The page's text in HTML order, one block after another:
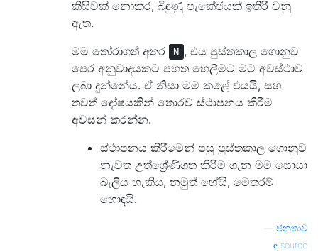
කිසිවක් නොකර, බිඳුණු පැකේජයක් ඉතිරි වනු
ඇත.
මම තෝරාගත් අතර
N , එය පුස්තකාල ගොනුව
පෙර අනුවාදයකට පහත හෙලීමට මට අවස්ථාව
ලබා දුන්නේය. ඒ නිසා මම කළේ එයයි, සහ
තවත් දෝෂයකින් තොරව ස්ථාපනය කිරීම
අවසන් කරන්න.
ස්ථාපනය කිරීමෙන් පසු පුස්තකාල ගොනුව
නැවත උත්ශ්‍රේණිගත කිරීම ගැන මම සොයා
බැලිය හැකිය, නමුත් හේයි, මෙතරම්
හොඳයි.
ජනතාව
source